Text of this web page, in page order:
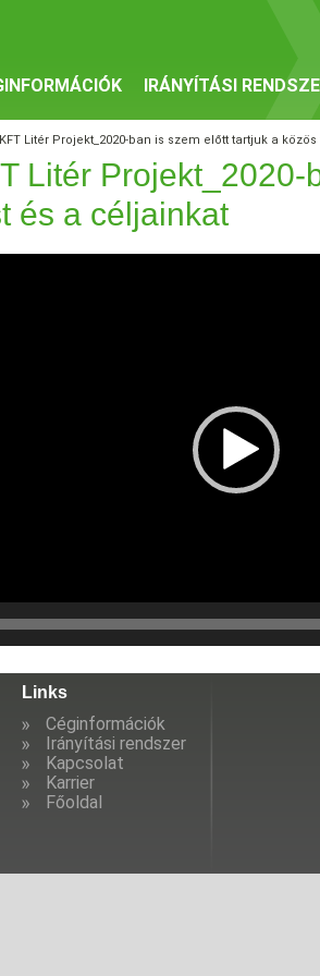
IRÁNYÍTÁSI
Litér Projekt_2020-ban is szem előtt tartjuk a
Litér
és a céljainkat
Links
Céginformációk
Irányítási rendszer
Kapcsolat
Karrier
Főoldal